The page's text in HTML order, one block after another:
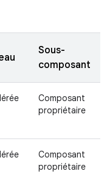
Sous-
composant
Composant
propriétaire
Composant
propriétaire